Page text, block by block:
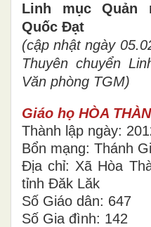
Linh mục Quản
Quốc Đạt
(cập nhật ngày
Thuyên chuyển
Văn phòng TGM)
Giáo họ HÒA
Thành lập ngày:
Bổn mạng: Thánh
Địa chỉ: Xã Hòa
tỉnh Đăk Lăk
Số Giáo dân: 647
Số Gia đình: 142